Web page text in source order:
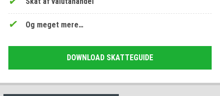
Og meget mere…
DOWNLOAD SKATTEGUIDE